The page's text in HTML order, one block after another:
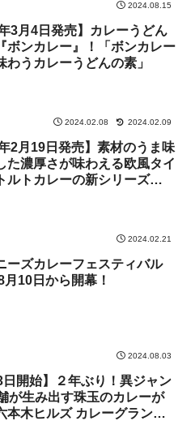
2024.08.15
3月4日発売】カレーうどん
ボンカレー』！「ボンカレー
わうカレーうどんの素」
2024.02.08 2024.02.09
2月19日発売】素材のうま味
た濃厚さが味わえる欧風タイ
ルトカレーの新シリーズ
2024.02.21
ーズカレーフェスティバル
10日から開幕！
2024.08.03
日開始】２年ぶり！異ジャン
が生み出す珠玉のカレーが
本木ヒルズ カレーグランプ